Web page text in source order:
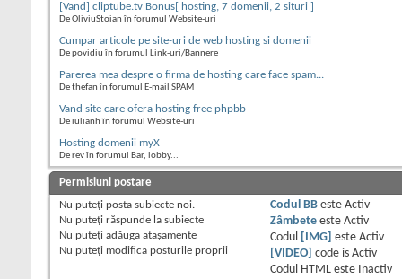
[Vand] cliptube.tv Bonus[ hosting, 7 domenii, 2 situri ]
De OliviuStoian în forumul Website-uri
Cumpar articole pe site-uri de web hosting si domenii
De povidiu în forumul Link-uri/Bannere
Parerea mea despre o firma de hosting care face spam...
De thefan în forumul E-mail SPAM
Vand site care ofera hosting free phpbb
De iulianh în forumul Website-uri
Hosting domenii myX
De rev în forumul Bar, lobby...
Permisiuni postare
Nu puteţi posta subiecte noi.
Nu puteţi răspunde la subiecte
Nu puteţi adăuga ataşamente
Nu puteţi modifica posturile proprii
Codul BBeste Activ
Zâmbeteeste Activ
Codul
[IMG] este Activ
[VIDEO]
code is Activ
Codul HTML este
Inactiv